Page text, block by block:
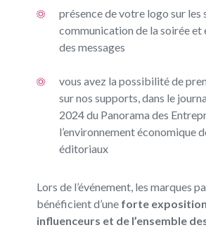
présence de votre logo sur les
communication de la soirée et
des messages
vous avez la possibilité de
sur nos supports,dans le
2024 du Panorama des
l’environnement économique
éditoriaux
Lors de l’événement, les marques
bénéficient d’une forte
influenceurs et de l’ensemble